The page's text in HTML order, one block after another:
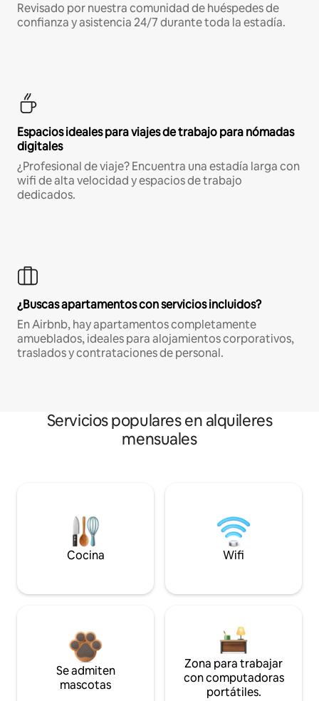
Revisado por nuestra comunidad de huéspedes de
confianza y asistencia 24/7 durante toda la estadía.
Espacios ideales para viajes de trabajo para nómadas
digitales
¿Profesional de viaje? Encuentra una estadía larga con
wifi de alta velocidad y espacios de trabajo
dedicados.
¿Buscas apartamentos con servicios incluidos?
En Airbnb, hay apartamentos completamente
amueblados, ideales para alojamientos corporativos,
traslados y contrataciones de personal.
Servicios populares en alquileres
mensuales
Cocina Wifi
Se admiten
mascotas
Zona para trabajar
con computadoras
portátiles.